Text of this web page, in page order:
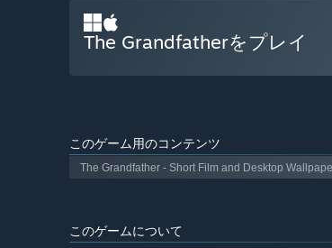
The Grandfatherをプレイ
このゲーム用のコンテンツ
The Grandfather - Short Film and Desktop
このゲームについて